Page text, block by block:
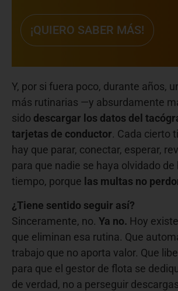
¡QUIERO SABER MÁS!
Y, por si fuera poco, durante años,
más rutinarias —y absurdamente
sido descargar los datos del
tarjetas de conductor. Cada cierto
hay que parar, conectar, esperar,
para que nadie se haya olvidado de
tiempo, porque las multas no
¿Tiene sentido seguir así?
Sinceramente, no. Ya no. Hoy
que eliminan esa rutina. Que
trabajo que no aporta valor. Que
para que el gestor de flota se
de verdad, no a perseguir